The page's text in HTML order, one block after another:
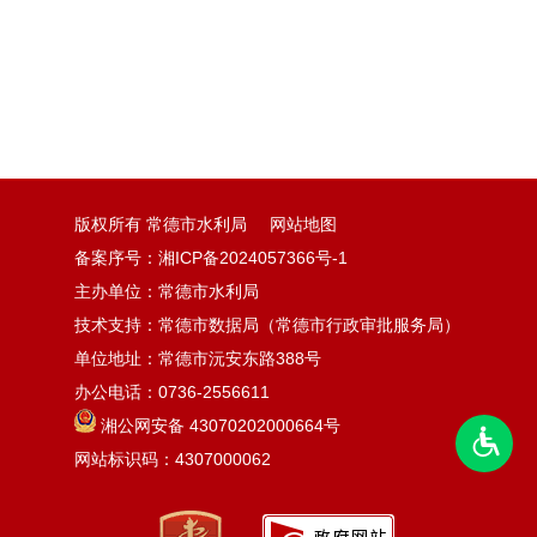
版权所有 常德市水利局
网站地图
备案序号：湘ICP备2024057366号-1
主办单位：常德市水利局
技术支持：常德市数据局（常德市行政审批服务局）
单位地址：常德市沅安东路388号
办公电话：0736-2556611
湘公网安备 43070202000664号
网站标识码：4307000062